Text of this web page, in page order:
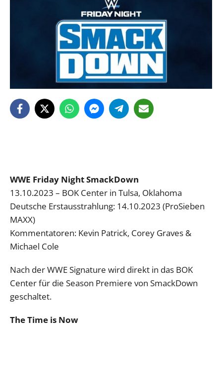
WWE Friday Night SmackDown
13.10.2023 – BOK Center in Tulsa, Oklahoma
Deutsche Erstausstrahlung: 14.10.2023 (ProSieben
MAXX)
Kommentatoren: Kevin Patrick, Corey Graves &
Michael Cole
Nach der WWE Signature wird direkt in das BOK
Center für die Season Premiere von SmackDown
geschaltet.
The Time is Now